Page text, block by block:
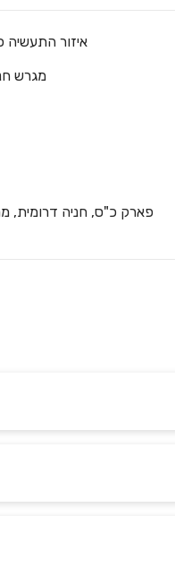
איזור
מגרש
פארק כ"ס, חניה דרומית,